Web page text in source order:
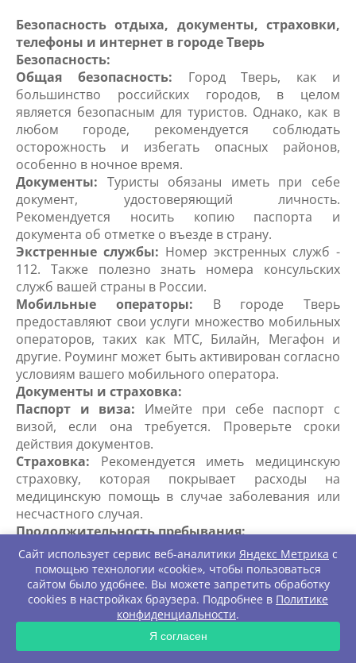
Безопасность отдыха, документы, страховки,
телефоны и интернет в городе Тверь
Безопасность:
Общая безопасность: Город Тверь, как и
большинство российских городов, в целом
является безопасным для туристов. Однако, как в
любом городе, рекомендуется соблюдать
осторожность и избегать опасных районов,
особенно в ночное время.
Документы: Туристы обязаны иметь при себе
документ, удостоверяющий личность.
Рекомендуется носить копию паспорта и
документа об отметке о въезде в страну.
Экстренные службы: Номер экстренных служб -
112. Также полезно знать номера консульских
служб вашей страны в России.
Мобильные операторы: В городе Тверь
предоставляют свои услуги множество мобильных
операторов, таких как МТС, Билайн, Мегафон и
другие. Роуминг может быть активирован согласно
условиям вашего мобильного оператора.
Документы и страховка:
Паспорт и виза: Имейте при себе паспорт с
визой, если она требуется. Проверьте сроки
действия документов.
Страховка: Рекомендуется иметь медицинскую
страховку, которая покрывает расходы на
медицинскую помощь в случае заболевания или
несчастного случая.
Продолжительность пребывания:
Визовый режим:В зависимости от вашей страны,
режим безвизового въезда может быть
предоставлен на определенный срок. Для более
длительного пребывания требуется виза.
Регистрация:Если вы планируете проживать в
России более 7 рабочих дней, вам необходимо
зарегистрировать свое пребывание в местном
Сайт использует сервис веб-аналитики Яндекс Метрика с
помощью технологии «cookie», чтобы пользоваться
сайтом было удобнее. Вы можете запретить обработку
cookies в настройках браузера. Подробнее в Политике
конфиденциальности.
Я согласен
ЗАПРОС